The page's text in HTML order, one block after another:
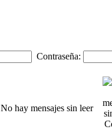
Contraseña:
No hay mensajes sin leer